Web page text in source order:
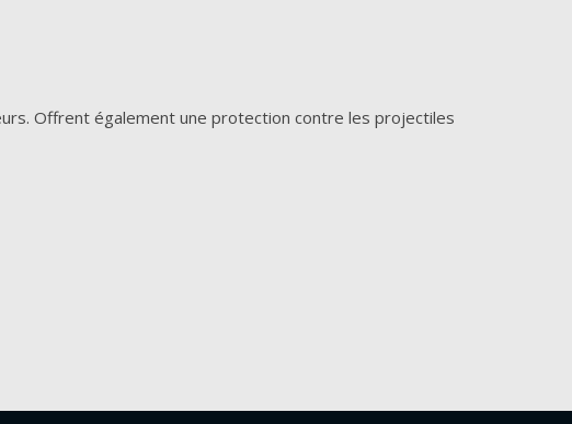
Offrent également une protection contre les projectiles